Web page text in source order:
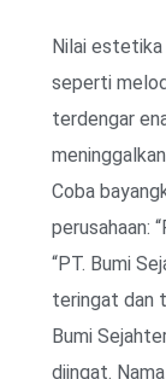
Nilai estetika
seperti
terdengar
Coba
perusahaan:
“PT. Bumi
teringat dan
Bumi
diingat.